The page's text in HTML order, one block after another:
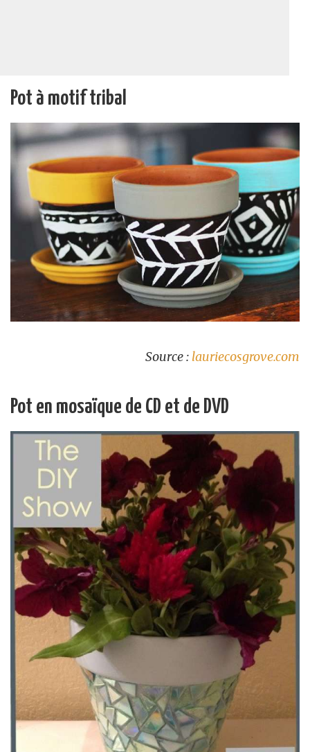
Pot à motif tribal
Source : lauriecosgrove.com
Pot en mosaïque de CD et de DVD